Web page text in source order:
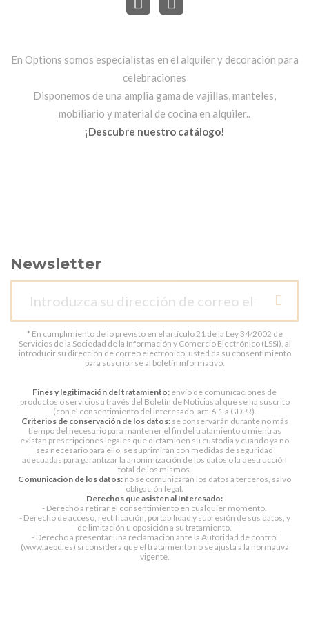
En Options somos especialistas en el alquiler y decoración para
celebraciones
Disponemos de una amplia gama de vajillas, manteles,
mobiliario y material de cocina en alquiler..
¡Descubre nuestro catálogo!
Newsletter
* En cumplimiento de lo previsto en el artículo 21 de la Ley 34/2002 de
Servicios de la Sociedad de la Información y Comercio Electrónico (LSSI), al
introducir su dirección de correo electrónico, usted da su consentimiento
para suscribirse al boletín informativo.
Fines y legitimación del tratamiento: envío de comunicaciones de
productos o servicios a través del Boletín de Noticias al que se ha suscrito
(con el consentimiento del interesado, art. 6.1.a GDPR).
Criterios de conservación de los datos:se conservarán durante no más
tiempo del necesario para mantener el fin del tratamiento o mientras
existan prescripciones legales que dictaminen su custodia y cuando ya no
sea necesario para ello, se suprimirán con medidas de seguridad
adecuadas para garantizar la anonimización de los datos o la destrucción
total de los mismos.
Comunicación de los datos: no se comunicarán los datos a terceros, salvo
obligación legal.
Derechos que asisten al Interesado:
- Derecho a retirar el consentimiento en cualquier momento.
- Derecho de acceso, rectificación, portabilidad y supresión de sus datos, y
de limitación u oposición a su tratamiento.
- Derecho a presentar una reclamación ante la Autoridad de control
(www.aepd.es) si considera que el tratamiento no se ajusta a la normativa
vigente.